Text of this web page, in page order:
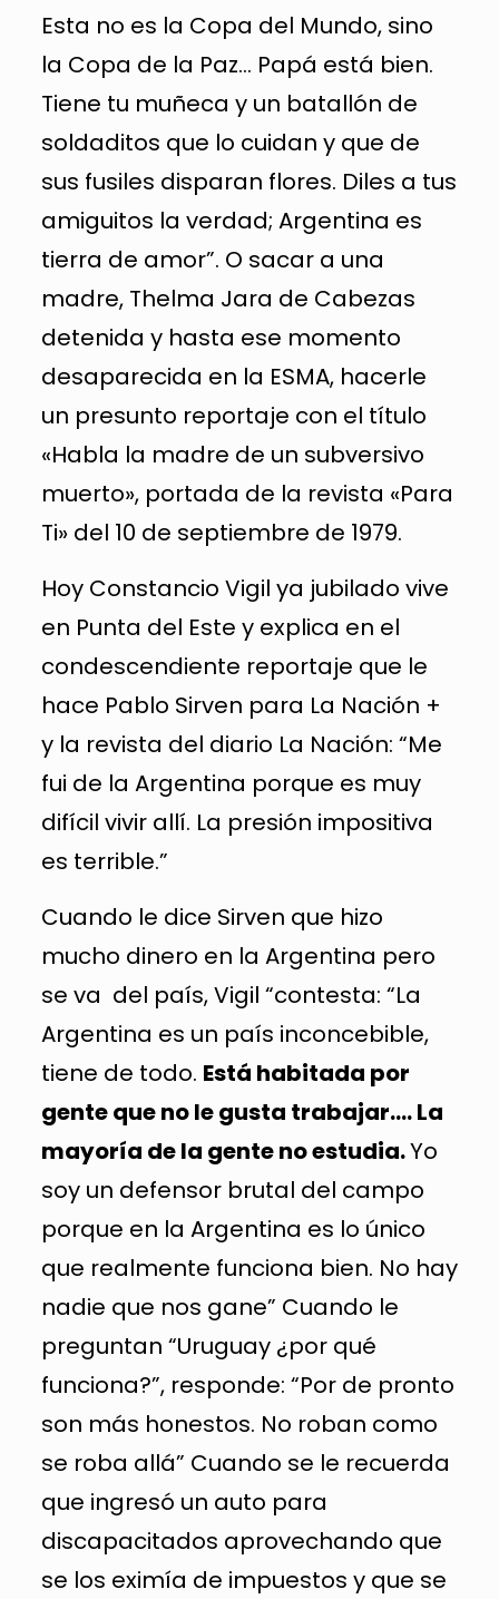
Esta no es la Copa del Mundo, sino
la Copa de la Paz… Papá está bien.
Tiene tu muñeca y un batallón de
soldaditos que lo cuidan y que de
sus fusiles disparan flores. Diles a tus
amiguitos la verdad; Argentina es
tierra de amor”. O sacar a una
madre, Thelma Jara de Cabezas
detenida y hasta ese momento
desaparecida en la ESMA, hacerle
un presunto reportaje con el título
«Habla la madre de un subversivo
muerto», portada de la revista «Para
Ti» del 10 de septiembre de 1979.
Hoy Constancio Vigil ya jubilado vive
en Punta del Este y explica en el
condescendiente reportaje que le
hace Pablo Sirven para La Nación +
y la revista del diario La Nación: “Me
fui de la Argentina porque es muy
difícil vivir allí. La presión impositiva
es terrible.”
Cuando le dice Sirven que hizo
mucho dinero en la Argentina pero
se va del país, Vigil “contesta: “La
Argentina es un país inconcebible,
tiene de todo. Está habitada por
gente que no le gusta trabajar…. La
mayoría de la gente no estudia.Yo
soy un defensor brutal del campo
porque en la Argentina es lo único
que realmente funciona bien. No hay
nadie que nos gane” Cuando le
preguntan “Uruguay ¿por qué
funciona?”, responde: “Por de pronto
son más honestos. No roban como
se roba allá” Cuando se le recuerda
que ingresó un auto para
discapacitados aprovechando que
se los eximía de impuestos y que se